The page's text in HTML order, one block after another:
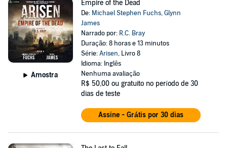
Amostra
Empire of the Dead
De: Michael Stephen Fuchs,Glynn
James
Narrado por: R.C. Bray
Duração: 8 horas e 13 minutos
Série:Arisen, Livro 8
Idioma: Inglês
Nenhuma avaliação
R$ 50,00 ou gratuito no período de 30
dias de teste
Assine - Grátis por 30 dias